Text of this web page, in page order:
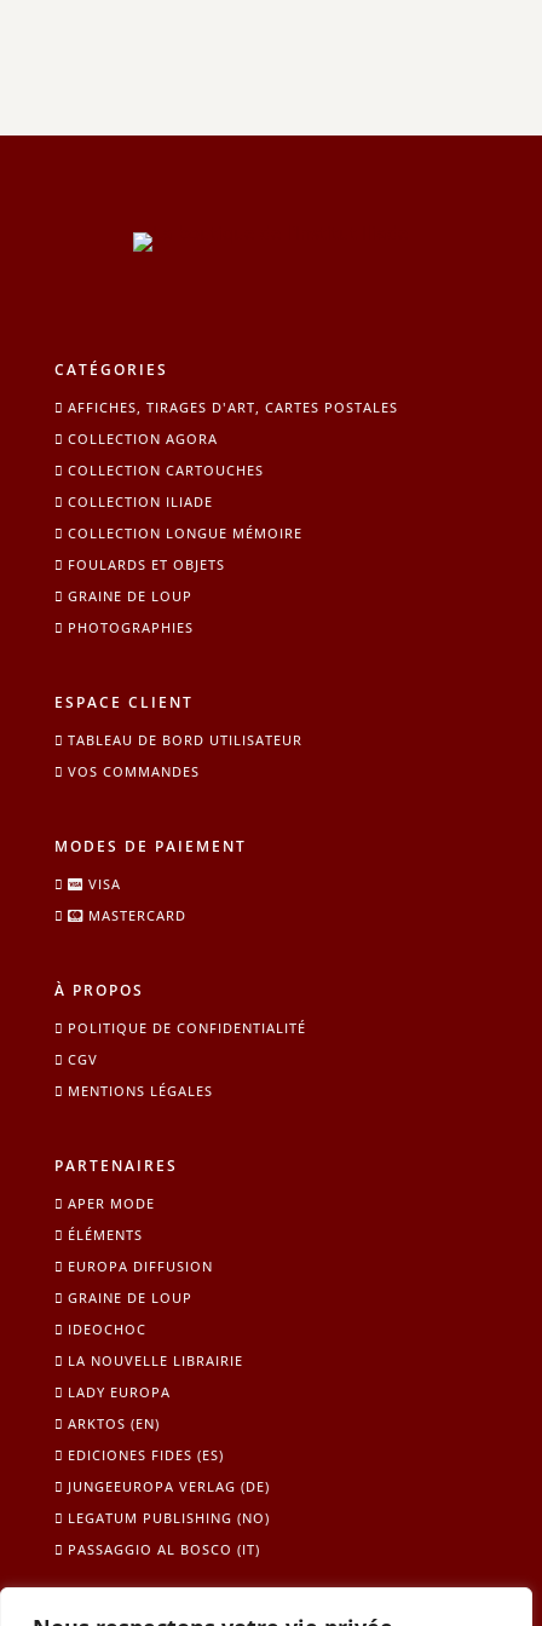
CATÉGORIES
AFFICHES, TIRAGES D'ART, CARTES POSTALES
COLLECTION AGORA
COLLECTION CARTOUCHES
COLLECTION ILIADE
COLLECTION LONGUE MÉMOIRE
FOULARDS ET OBJETS
GRAINE DE LOUP
PHOTOGRAPHIES
ESPACE CLIENT
TABLEAU DE BORD UTILISATEUR
VOS COMMANDES
MODES DE PAIEMENT
VISA
MASTERCARD
À PROPOS
POLITIQUE DE CONFIDENTIALITÉ
CGV
MENTIONS LÉGALES
PARTENAIRES
APER MODE
ÉLÉMENTS
EUROPA DIFFUSION
GRAINE DE LOUP
IDEOCHOC
LA NOUVELLE LIBRAIRIE
LADY EUROPA
ARKTOS (EN)
EDICIONES FIDES (ES)
JUNGEEUROPA VERLAG (DE)
LEGATUM PUBLISHING (NO)
PASSAGGIO AL BOSCO (IT)